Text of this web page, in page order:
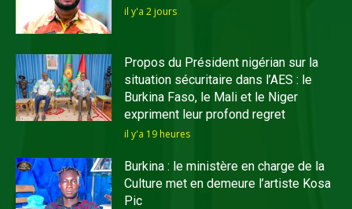
il y'a 2 jours
Propos du Président nigérian sur la
situation sécuritaire dans l’AES : le
Burkina Faso, le Mali et le Niger
expriment leur profond regret
il y'a 19 heures
Burkina : le ministère en charge de la
Culture met en demeure l’artiste Kosa
Pic